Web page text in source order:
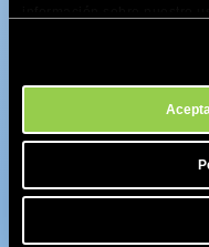
momento a través de la
Nombre
Email
Acepto suscribirme
privacidad.